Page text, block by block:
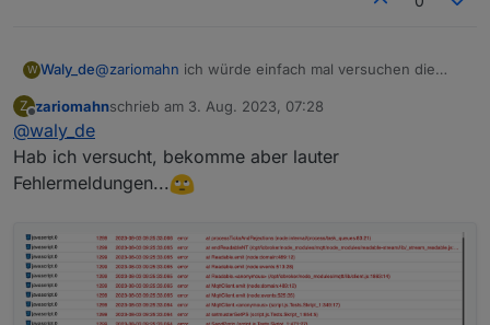
W Waly_de@zariomahn ich würde einfach mal versuchen die
hast bekommst du alle Daten. Die meisten Ecoflow
und sind daher leicht auszulesen.
Steuern geht dann theoretisch auch.
Z
Offline
zariomahnschrieb am 3. Aug. 2023, 07:28
zuletzt editiert von
@waly_de
Hab ich versucht, bekomme aber lauter
Fehlermeldungen...